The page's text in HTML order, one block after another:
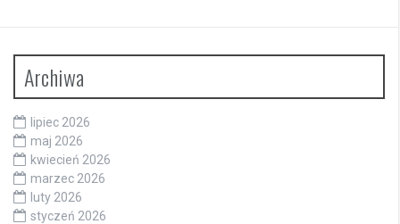
Archiwa
lipiec 2026
maj 2026
kwiecień 2026
marzec 2026
luty 2026
styczeń 2026